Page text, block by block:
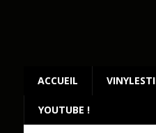
ACCUEIL
YOUTUBE !